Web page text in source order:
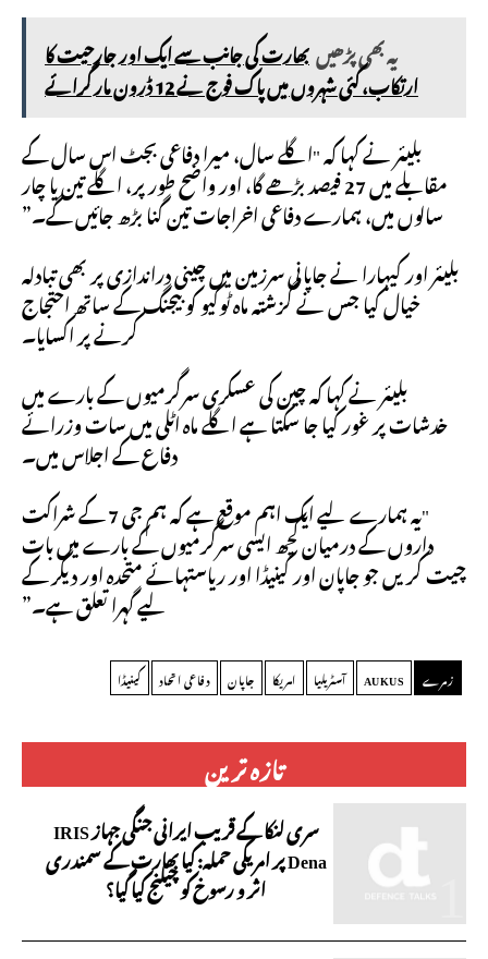
تازہ ترین
سری لنکا کے قریب ایرانی جنگی جہاز IRIS
Dena پر امریکی حملہ: کیا بھارت کے سمندری
اثر و رسوخ کو چیلنج کیا گیا؟
یہ بھی پڑھیںبھارت کی جانب سے ایک اور جارحیت کا
ارتکاب، کئی شہروں میں پاک فوج نے 12 ڈرون مار گرائے
بلیئر نے کہا کہ "اگلے سال، میرا دفاعی بجٹ اس سال کے
مقابلے میں 27 فیصد بڑھے گا، اور واضح طور پر، اگلے تین یا چار
سالوں میں، ہمارے دفاعی اخراجات تین گنا بڑھ جائیں گے۔”
بلیئر اور کیہارا نے جاپانی سرزمین میں چینی دراندازی پر بھی تبادلہ
خیال کیا جس نے گزشتہ ماہ ٹوکیو کو بیجنگ کے ساتھ احتجاج
کرنے پر اکسایا۔
بلیئر نے کہا کہ چین کی عسکری سرگرمیوں کے بارے میں
خدشات پر غور کیا جا سکتا ہے اگلے ماہ اٹلی میں سات وزرائے
دفاع کے اجلاس میں۔
"یہ ہمارے لیے ایک اہم موقع ہے کہ ہم جی 7 کے شراکت
داروں کے درمیان کچھ ایسی سرگرمیوں کے بارے میں بات
چیت کریں جو جاپان اور کینیڈا اور ریاستہائے متحدہ اور دیگر کے
لیے گہرا تعلق ہے۔”
زمرے AUKUS آسٹریلیا امریکا جاپان دفاعی اتحاد کینیڈا